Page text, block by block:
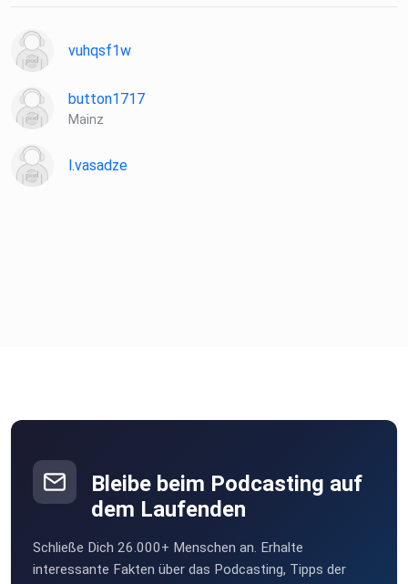
vuhqsf1w
button1717
Mainz
l.vasadze
Bleibe beim Podcasting auf
dem Laufenden
Schließe Dich 26.000+ Menschen an. Erhalte
interessante Fakten über das Podcasting, Tipps der